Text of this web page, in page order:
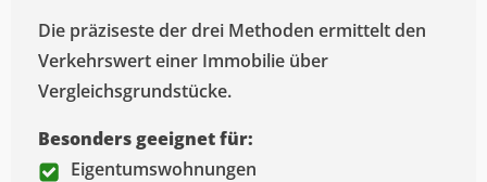
Die präziseste der drei Methoden ermittelt den
Verkehrswert einer Immobilie über
Vergleichsgrundstücke.
Besonders geeignet für:
Eigentumswohnungen